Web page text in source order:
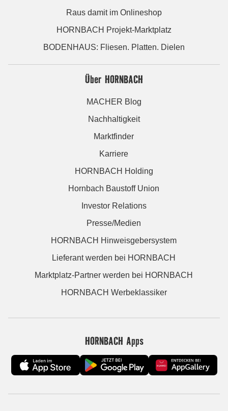
Raus damit im Onlineshop
HORNBACH Projekt-Marktplatz
BODENHAUS: Fliesen. Platten. Dielen
Über HORNBACH
MACHER Blog
Nachhaltigkeit
Marktfinder
Karriere
HORNBACH Holding
Hornbach Baustoff Union
Investor Relations
Presse/Medien
HORNBACH Hinweisgebersystem
Lieferant werden bei HORNBACH
Marktplatz-Partner werden bei HORNBACH
HORNBACH Werbeklassiker
HORNBACH Apps